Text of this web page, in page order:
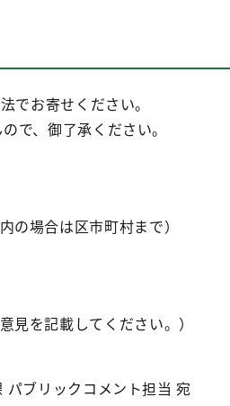
でお寄せください。
で、御了承ください。
の場合は区市町村まで）
見を記載してください。）
ブリックコメント担当 宛